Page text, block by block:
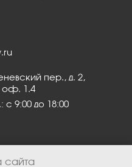
пер., д. 2,
оф. 1.4
9:00 до 18:00
сайта